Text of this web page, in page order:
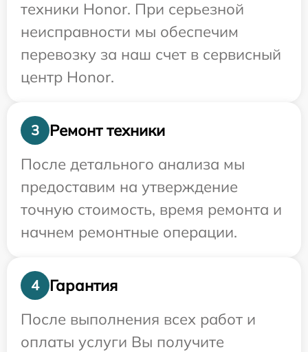
техники Honor. При серьезной
неисправности мы обеспечим
перевозку за наш счет в сервисный
центр Honor.
3
Ремонт техники
После детального анализа мы
предоставим на утверждение
точную стоимость, время ремонта и
начнем ремонтные операции.
4
Гарантия
После выполнения всех работ и
оплаты услуги Вы получите